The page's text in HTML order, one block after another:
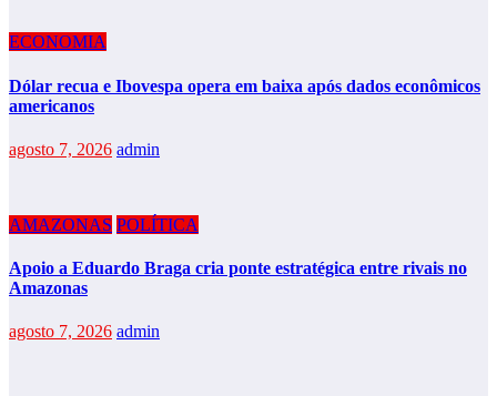
ECONOMIA
Dólar recua e Ibovespa opera em baixa após dados econômicos
americanos
agosto 7, 2026 admin
AMAZONAS POLÍTICA
Apoio a Eduardo Braga cria ponte estratégica entre rivais no
Amazonas
agosto 7, 2026 admin